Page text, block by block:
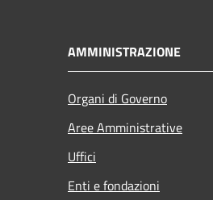
AMMINISTRAZIONE
Organi di Governo
Aree Amministrative
Uffici
Enti e fondazioni